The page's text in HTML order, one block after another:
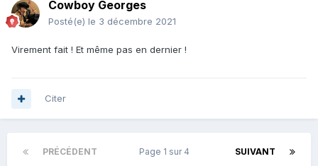
Cowboy Georges
Posté(e) le 3 décembre 2021
Virement fait ! Et même pas en dernier !
Citer
PRÉCÉDENT SUIVANT
Page 1 sur 4